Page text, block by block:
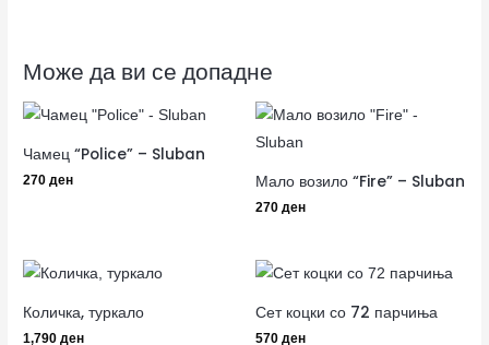
Може да ви се допадне
Чамец “Police” – Sluban
270ден Мало возило “Fire” – Sluban
270 ден
Количка, туркало
1,790ден
Сет коцки со 72 парчиња
570 ден